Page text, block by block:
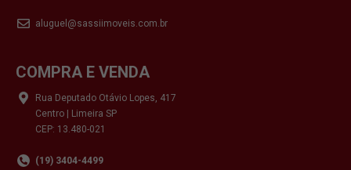
aluguel@sassiimoveis.com.br
COMPRA E VENDA
Rua Deputado Otávio Lopes, 417
Centro | Limeira SP
CEP: 13.480-021
(19) 3404-4499